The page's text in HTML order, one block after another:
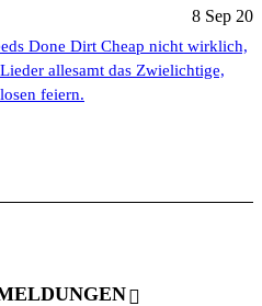
8 Sep 20
Done Dirt Cheap nicht wirklich,
allesamt das Zwielichtige,
feiern.